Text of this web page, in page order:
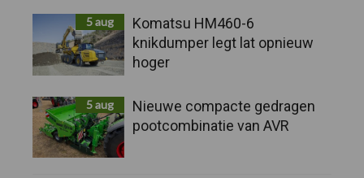
5 aug
Komatsu HM460-6
knikdumper legt lat opnieuw
hoger
5 aug
Nieuwe compacte gedragen
pootcombinatie van AVR